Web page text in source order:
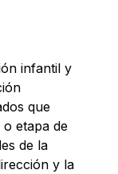
infantil y
que
etapa de
de la
y la